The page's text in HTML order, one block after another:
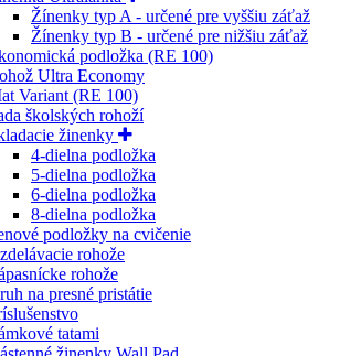
Žínenky typ A - určené pre vyššiu záťaž
Žínenky typ B - určené pre nižšiu záťaž
podložka (RE 100)
Ultra Economy
Variant (RE 100)
školských rohoží
žinenky
4-dielna podložka
5-dielna podložka
6-dielna podložka
8-dielna podložka
podložky na cvičenie
rohože
rohože
na presné pristátie
tatami